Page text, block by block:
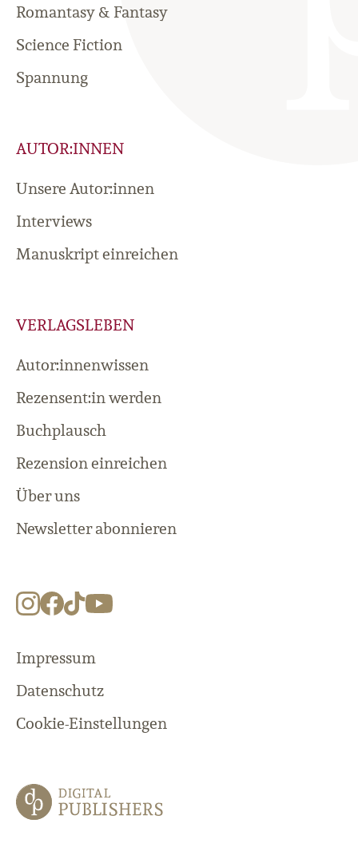
Romantasy & Fantasy
Science Fiction
Spannung
AUTOR:INNEN
Unsere Autor:innen
Interviews
Manuskript einreichen
VERLAGSLEBEN
Autor:innenwissen
Rezensent:in werden
Buchplausch
Rezension einreichen
Über uns
Newsletter abonnieren
Impressum
Datenschutz
Cookie-Einstellungen